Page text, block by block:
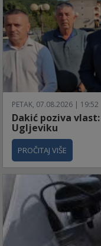
PETAK, 07.08.2026 | 19:52
Dakić poziva
Ugljeviku
PROČITAJ VIŠE